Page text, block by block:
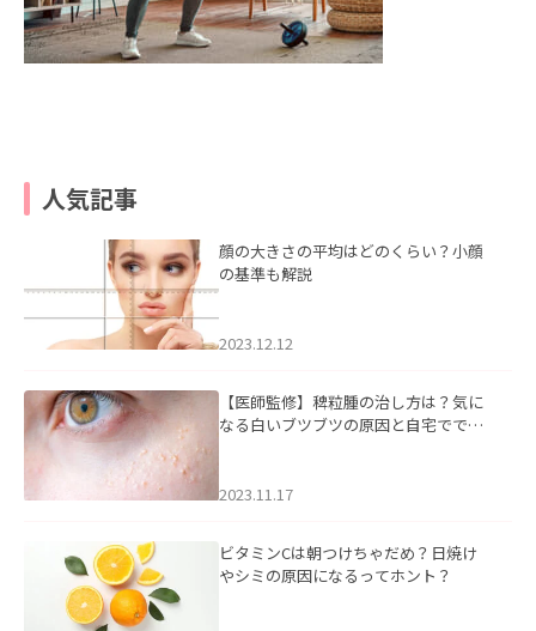
人気記事
顔の大きさの平均はどのくらい？小顔
の基準も解説
2023.12.12
【医師監修】稗粒腫の治し方は？気に
なる白いブツブツの原因と自宅ででき
2023.11.17
ビタミンCは朝つけちゃだめ？日焼け
やシミの原因になるってホント？